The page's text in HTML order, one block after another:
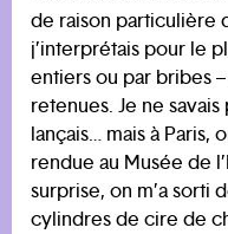
de raison particulière
j’interprétais pour le
entiers ou par bribes
retenues. Je ne
lançais… mais à Paris,
rendue au Musée de
surprise, on m’a sorti
cylindres de cire de